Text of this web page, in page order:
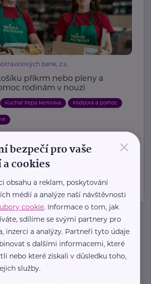
bank, z.s.
příkrm nebo pleny a
rodinám v nouzi
Kuchař Pepa Nemrava Podpora a pomoc
Další články
Newsletter
novinek, inspirace na každý den,
×
bezpečí pro vaše
cookies
obsahu a reklam, poskytování
médií a analýze naší návštěvnosti
cookie. Informace o tom, jak
sdílíme se svými partnery pro
inzerci a analýzy. Partneři tyto údaje
s dalšími informacemi, které
nebo které získali v důsledku toho,
služby.